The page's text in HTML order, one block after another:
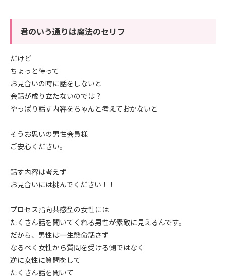
君のいう通りは魔法のセリフ
だけど
ちょっと待って
お見合いの時に話をしないと
会話が成り立たないのでは？
やっぱり話す内容をちゃんと考えておかないと
そうお思いの男性会員様
ご安心ください。
話す内容は考えず
お見合いには挑んでください！！
プロセス指向共感型の女性には
たくさん話を聞いてくれる男性が素敵に見えるんです。
だから、男性は一生懸命話さず
なるべく女性から質問を受ける側ではなく
逆に女性に質問をして
たくさん話を聞いて